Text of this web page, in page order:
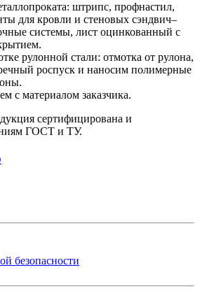
штрипс, профнастил,
для кровли и стеновых сэндвич–
системы, лист оцинкованный с
рулонной стали: отмотка от рулона,
роспуск и наносим полимерные
с материалом заказчика.
сертифицирована и
ГОСТ и ТУ.